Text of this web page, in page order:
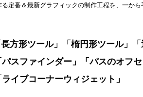
定番＆最新グラフィックの制作工程を、一から
方形ツール」「楕円形ツール」
スファインダー」「パスのオフ
イブコーナーウィジェット」